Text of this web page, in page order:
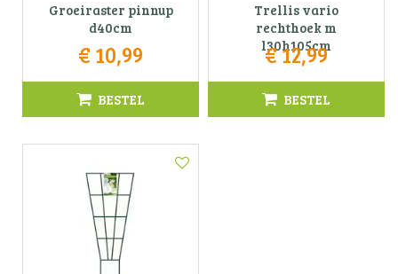
Groeiraster pinnup
d40cm
€ 10,99
BESTEL
Trellis vario
rechthoek m
l30h105cm
€12,99
BESTEL